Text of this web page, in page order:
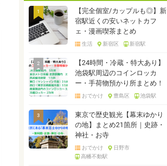
1
【完全個室/カップルも◎】新
宿駅近くの安いネットカフ
ェ・漫画喫茶まとめ
生活 新宿区 新宿駅
2
【24時間・冷蔵・特大あり】
池袋駅周辺のコインロッカ
ー・手荷物預かり所まとめ！
おでかけ 豊島区 池袋駅
3
東京で歴史観光【幕末ゆかり
の地】まとめ21箇所｜史跡・
神社・お寺
おでかけ
日野市
高幡不動駅